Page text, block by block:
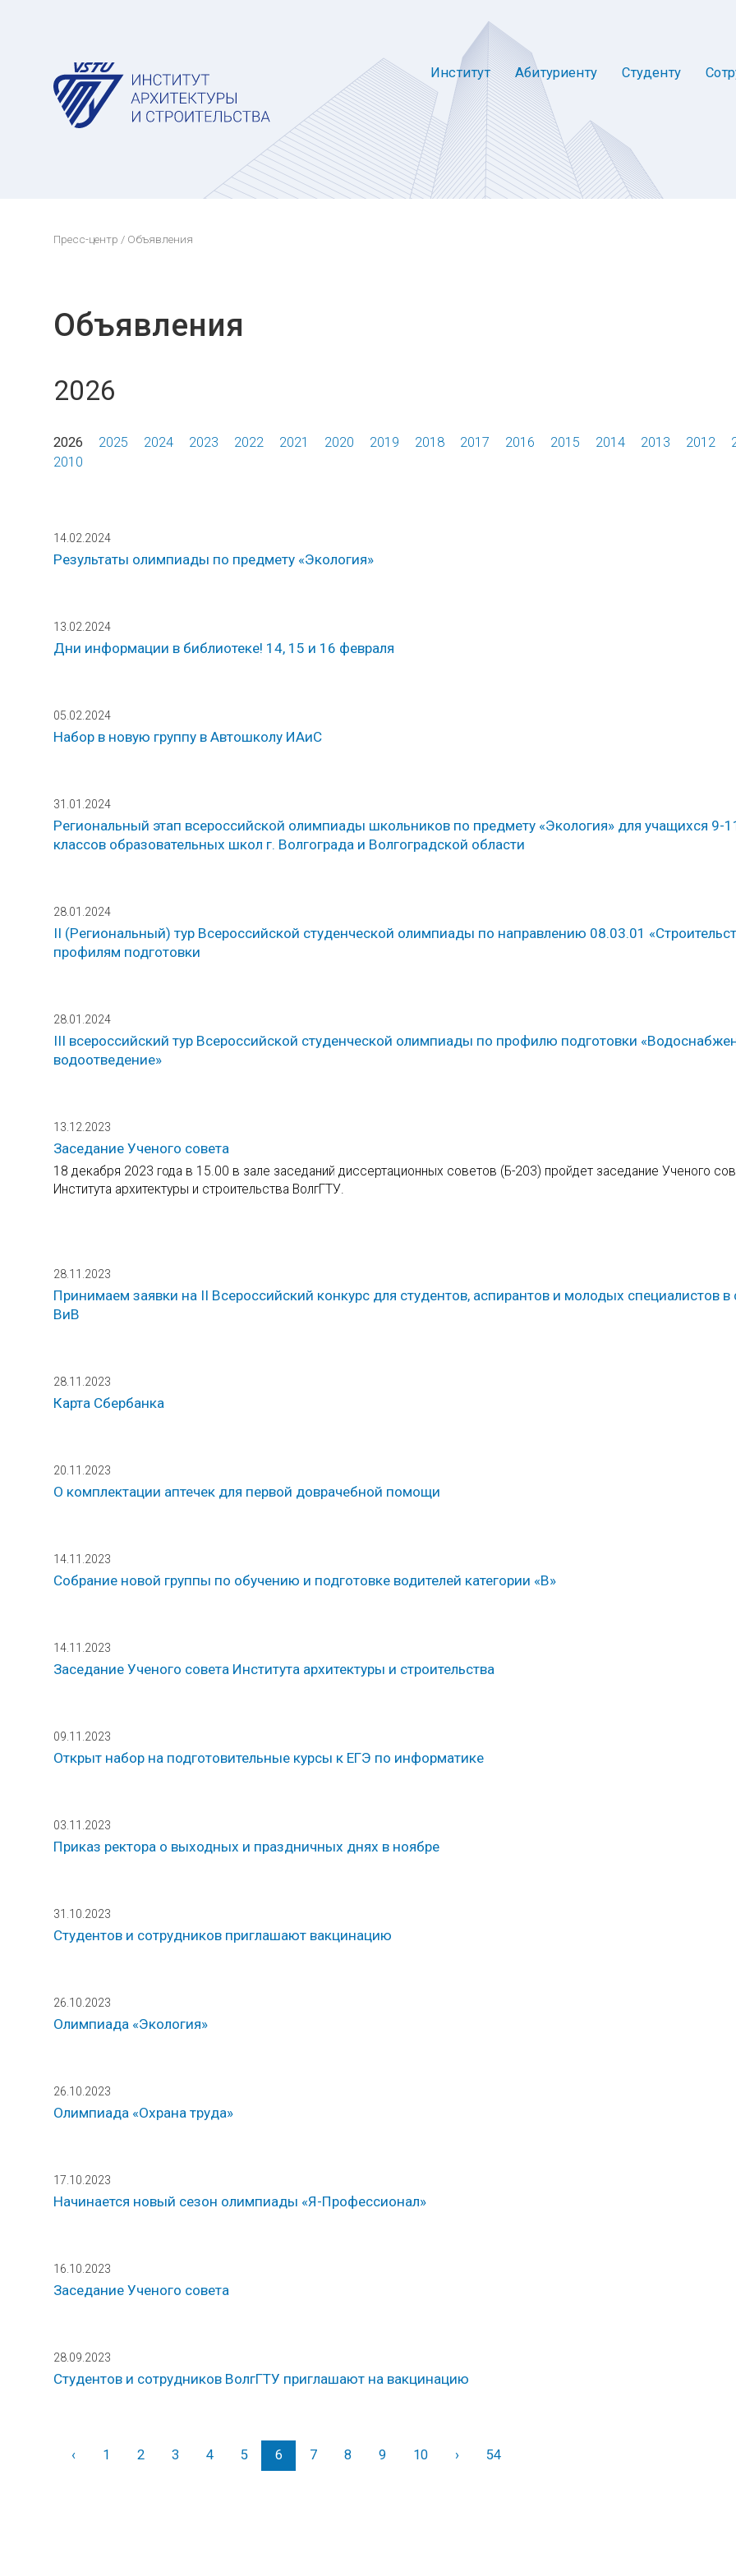
Институт Абитуриенту Студенту
Пресс-центр / Объявления
Объявления
2026
2026 2025 2024 2023 2022 2021 2020 2019 2018 2017 2016 2015 2014 2013 2012
2010
14.02.2024
Результаты олимпиады по предмету «Экология»
13.02.2024
Дни информации в библиотеке! 14, 15 и 16 февраля
05.02.2024
Набор в новую группу в Автошколу ИАиС
31.01.2024
Региональный этап всероссийской олимпиады школьников по предмету «Экология» для учащихся 9-
классов образовательных школ г. Волгограда и Волгоградской области
28.01.2024
II (Региональный) тур Всероссийской студенческой олимпиады по направлению 08.03.01
профилям подготовки
28.01.2024
III всероссийский тур Всероссийской студенческой олимпиады по профилю подготовки
водоотведение»
13.12.2023
Заседание Ученого совета
18 декабря 2023 года в 15.00 в зале заседаний диссертационных советов (Б-203) пройдет заседание Ученого
Института архитектуры и строительства ВолгГТУ.
28.11.2023
Принимаем заявки на II Всероссийский конкурс для студентов, аспирантов и молодых специалистов в
ВиВ
28.11.2023
Карта Сбербанка
20.11.2023
О комплектации аптечек для первой доврачебной помощи
14.11.2023
Собрание новой группы по обучению и подготовке водителей категории «В»
14.11.2023
Заседание Ученого совета Института архитектуры и строительства
09.11.2023
Открыт набор на подготовительные курсы к ЕГЭ по информатике
03.11.2023
Приказ ректора о выходных и праздничных днях в ноябре
31.10.2023
Студентов и сотрудников приглашают вакцинацию
26.10.2023
Олимпиада «Экология»
26.10.2023
Олимпиада «Охрана труда»
17.10.2023
Начинается новый сезон олимпиады «Я-Профессионал»
16.10.2023
Заседание Ученого совета
28.09.2023
Студентов и сотрудников ВолгГТУ приглашают на вакцинацию
‹Назад
1 2 3 4 5 6 7 8 9 10 ›Вперед
54